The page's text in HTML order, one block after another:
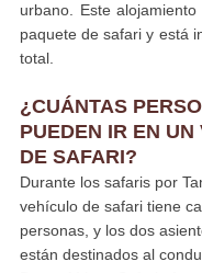
urbano. Este
paquete de safari y está
total.
¿CUÁNTAS
PUEDEN IR EN UN
DE SAFARI?
Durante los safaris por
vehículo de safari tiene
personas, y los dos
están destinados al